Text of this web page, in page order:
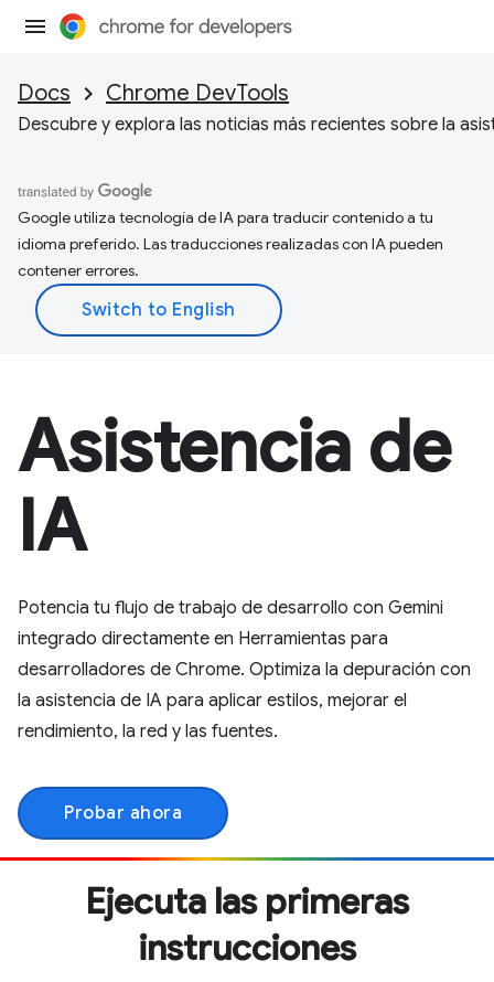
Docs Chrome DevTools
Descubre y explora las noticias más recientes sobre la
Google utiliza tecnología de IA para traducir contenido a tu
idioma preferido. Las traducciones realizadas con IA pueden
contener errores.
Asistencia de
IA
Potencia tu flujo de trabajo de desarrollo con Gemini
integrado directamente en Herramientas para
desarrolladores de Chrome. Optimiza la depuración con
la asistencia de IA para aplicar estilos, mejorar el
rendimiento, la red y las fuentes.
Probar ahora
Ejecuta las primeras
instrucciones